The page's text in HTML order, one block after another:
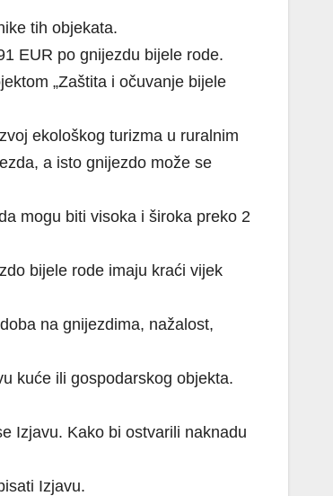
tih objekata.
EUR po gnijezdu bijele rode.
„Zaštita i očuvanje bijele
ekološkog turizma u ruralnim
a isto gnijezdo može se
mogu biti visoka i široka preko 2
bijele rode imaju kraći vijek
na gnijezdima, nažalost,
kuće ili gospodarskog objekta.
Izjavu. Kako bi ostvarili naknadu
Izjavu.